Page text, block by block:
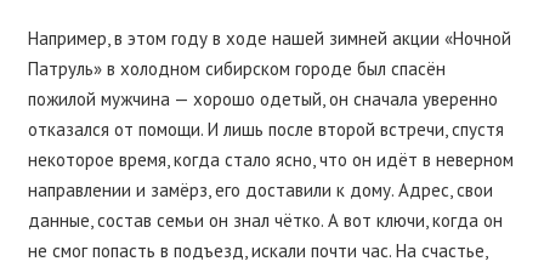
Например, в этом году в ходе нашей зимней акции «Ночной
Патруль» в холодном сибирском городе был спасён
пожилой мужчина — хорошо одетый, он сначала уверенно
отказался от помощи. И лишь после второй встречи, спустя
некоторое время, когда стало ясно, что он идёт в неверном
направлении и замёрз, его доставили к дому. Адрес, свои
данные, состав семьи он знал чётко. А вот ключи, когда он
не смог попасть в подъезд, искали почти час. На счастье,